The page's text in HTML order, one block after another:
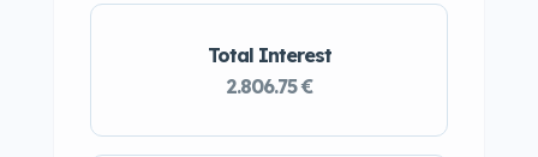
Total Interest
2.806.75 €